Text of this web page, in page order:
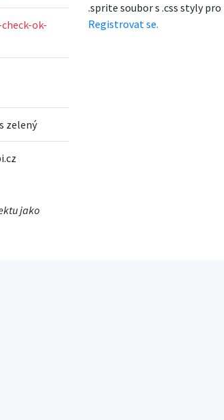
ok-
zelený
jako
.sprite soubor s .css styly
Registrovat se.